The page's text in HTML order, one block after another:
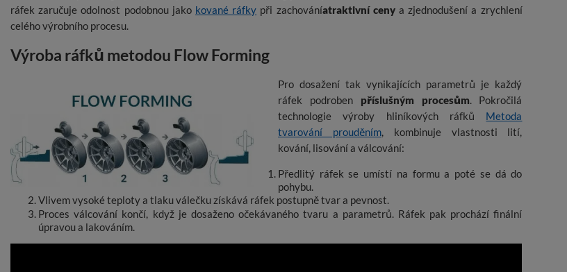
ráfek zaručuje odolnost podobnou jako kované ráfky při zachováníatraktivní cenya zjednodušení a zrychlení
celého výrobního procesu.
Výroba ráfků metodou Flow Forming
Pro dosažení tak vynikajících parametrů je každý
ráfek podroben příslušným procesům. Pokročilá
technologie výroby hliníkových ráfků Metoda
tvarování prouděním, kombinuje vlastnosti lití,
kování, lisování a válcování:
Předlitý ráfek se umístí na formu a poté se dá do
pohybu.
Vlivem vysoké teploty a tlaku válečku získává ráfek postupně tvar a pevnost.
Proces válcování končí, když je dosaženo očekávaného tvaru a parametrů. Ráfek pak prochází finální
úpravou a lakováním.